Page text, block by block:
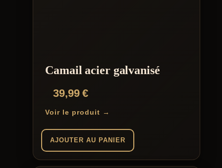
Camail acier galvanisé
39,99€
Voir le produit →
AJOUTER AU PANIER